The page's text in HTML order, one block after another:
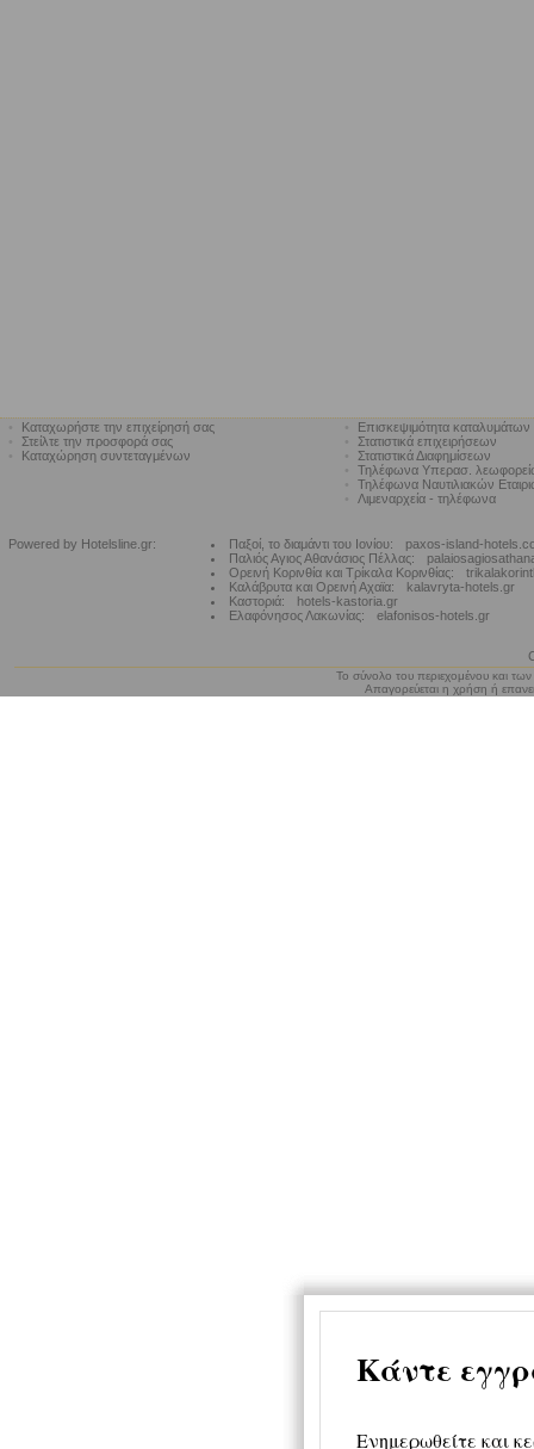
Καταχωρήστε την επιχείρησή σας
Στείλτε την προσφορά σας
Καταχώρηση συντεταγμένων
Επισκεψιμότητα καταλυμάτων
Στατιστικά επιχειρήσεων
Στατιστικά Διαφημίσεων
Τηλέφωνα Υπερασ.
Τηλέφωνα Ναυτιλιακών
Λιμεναρχεία - τηλέφωνα
Powered by Hotelsline.gr: Παξοί, το διαμάντι του Ιονίου:
paxos-island-
Παλιός Αγιος Αθανάσιος Πέλλας:
Ορεινή Κορινθία και Τρίκαλα Κορινθίας:
Καλάβρυτα και Ορεινή Αχαϊα:
kalavryta-hotels.gr
Καστοριά:
hotels-kastoria.gr
Ελαφόνησος Λακωνίας:
elafonisos-hotels.gr
Το σύνολο του περιεχομένου και
Απαγορεύεται η χρήση ή